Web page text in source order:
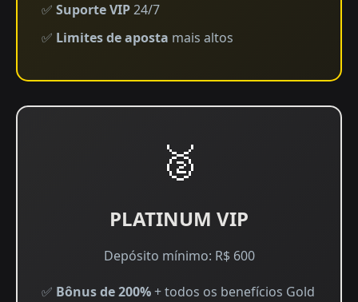
✅ Suporte VIP24/7
✅ Limites de aposta mais altos
🥈
PLATINUM VIP
Depósito mínimo: R$ 600
✅ Bônus de 200%+ todos os benefícios Gold